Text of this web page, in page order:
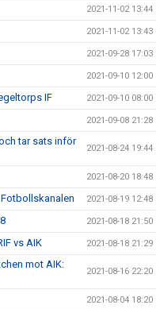
2021-11-02 13:44
2021-11-02 13:43
2021-09-28 17:03
2021-09-10 12:00
IF 2021-09-10 08:00
2021-09-08 21:28
tar sats inför
2021-08-24 19:44
2021-08-20 18:48
2021-08-19 12:48
2021-08-18 21:50
vs AIK 2021-08-18 21:29
mot AIK:
2021-08-16 22:20
2021-08-04 18:20